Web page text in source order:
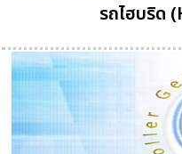
รถไฮบริด